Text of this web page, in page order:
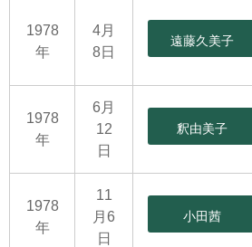
1978
年
4月
8日
遠藤久美子
1978
年
6月
12
日
釈由美子
1978
年
11
月6
日
小田茜